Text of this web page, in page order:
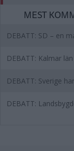
MEST
DEBATT: SD – en
DEBATT: Kalmar
DEBATT: Sverige
DEBATT: